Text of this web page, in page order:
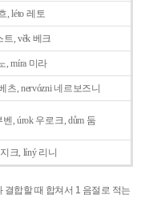
, léto 레토
트, věk 베크
, míra 미라
츠, nervózni 네르보즈니
벤, úrok 우로크, dům 둠
크, líný 리니
결합할 때 합쳐서 1 음절로 적는